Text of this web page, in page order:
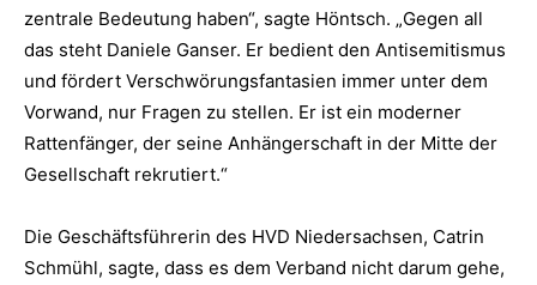
zentrale Bedeutung haben“, sagte Höntsch. „Gegen all
das steht Daniele Ganser. Er bedient den Antisemitismus
und fördert Verschwörungsfantasien immer unter dem
Vorwand, nur Fragen zu stellen. Er ist ein moderner
Rattenfänger, der seine Anhängerschaft in der Mitte der
Gesellschaft rekrutiert.“
Die Geschäftsführerin des HVD Niedersachsen, Catrin
Schmühl, sagte, dass es dem Verband nicht darum gehe,